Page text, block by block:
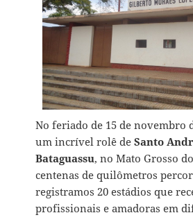
No feriado de 15 de novembro
um incrível rolê deSanto
Bataguassu, no Mato Grosso
centenas de quilômetros
registramos 20 estádios que
profissionais e amadoras em